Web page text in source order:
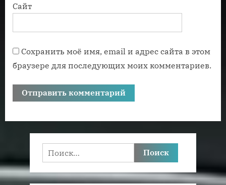
Сайт
Сохранить моё имя, email и адрес сайта в этом
браузере для последующих моих комментариев.
Найти: